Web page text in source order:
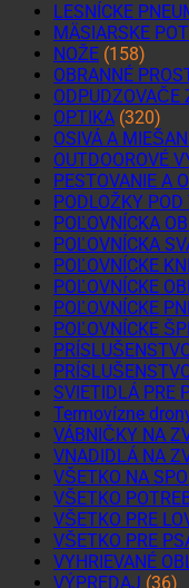
LESNÍCKE
MÄSIARSKE
NOŽE (158)
OBRANNÉ
ODPUDZOVAČE
OPTIKA (320)
OSIVÁ A
OUTDOOROVÉ
PESTOVANIE A
PODLOŽKY POD
POĽOVNÍCKA
POĽOVNÍCKA
POĽOVNÍCKE
POĽOVNÍCKE
POĽOVNÍCKE
POĽOVNÍCKE
SVIETIDLÁ PRE
Termovízne
VÁBNIČKY NA
VNADIDLÁ NA
VŠETKO NA
VŠETKO
VŠETKO PRE
VŠETKO PRE
VYHRIEVANÉ
VÝPREDAJ (36)